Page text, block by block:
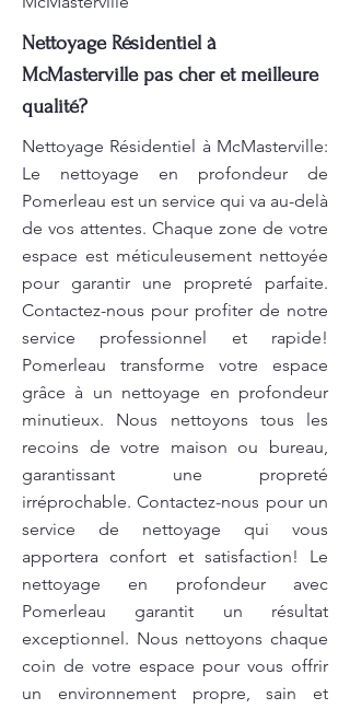
Nettoyage Résidentiel à
McMasterville pas cher et meilleure
qualité?
Nettoyage Résidentiel à McMasterville:
Le nettoyage en profondeur de
Pomerleau est un service qui va au-delà
de vos attentes. Chaque zone de votre
espace est méticuleusement nettoyée
pour garantir une propreté parfaite.
Contactez-nous pour profiter de notre
service professionnel et rapide!
Pomerleau transforme votre espace
grâce à un nettoyage en profondeur
minutieux. Nous nettoyons tous les
recoins de votre maison ou bureau,
garantissant une propreté
irréprochable. Contactez-nous pour un
service de nettoyage qui vous
apportera confort et satisfaction! Le
nettoyage en profondeur avec
Pomerleau garantit un résultat
exceptionnel. Nous nettoyons chaque
coin de votre espace pour vous offrir
un environnement propre, sain et